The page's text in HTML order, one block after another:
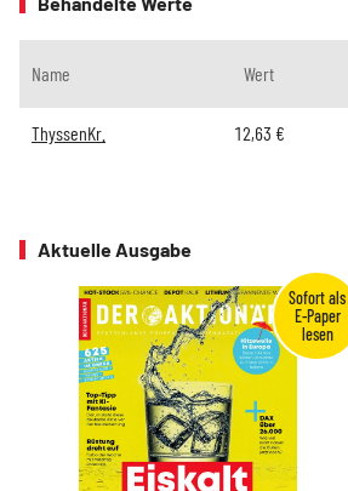
Name Wert
ThyssenKr. 12,63 €
Aktuelle Ausgabe